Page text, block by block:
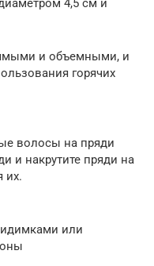
4,5 см и
и объемными, и
горячих
волосы на пряди
и накрутите пряди на
их.
или